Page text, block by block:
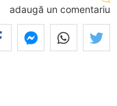
adaugă un comentariu